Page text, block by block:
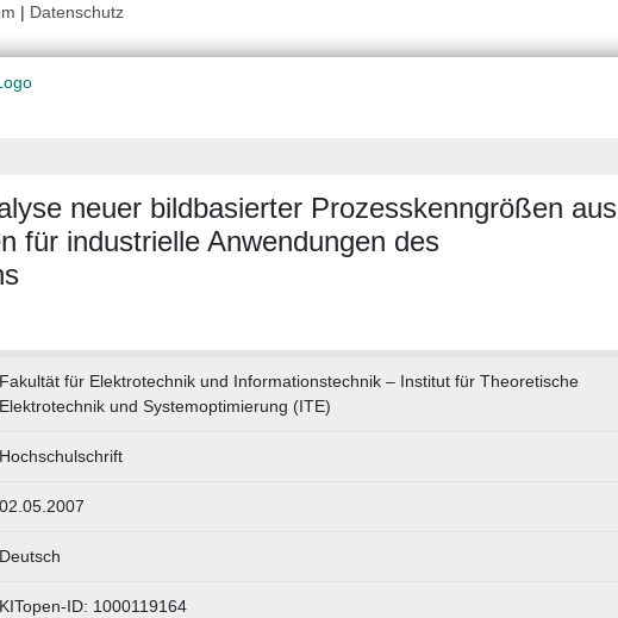
| Datenschutz
neuer bildbasierter Prozesskenngrößen aus
für industrielle Anwendungen des
Fakultät für Elektrotechnik und Informationstechnik – Institut für Theoretische
Elektrotechnik und Systemoptimierung (ITE)
Hochschulschrift
02.05.2007
Deutsch
KITopen-ID: 1000119164